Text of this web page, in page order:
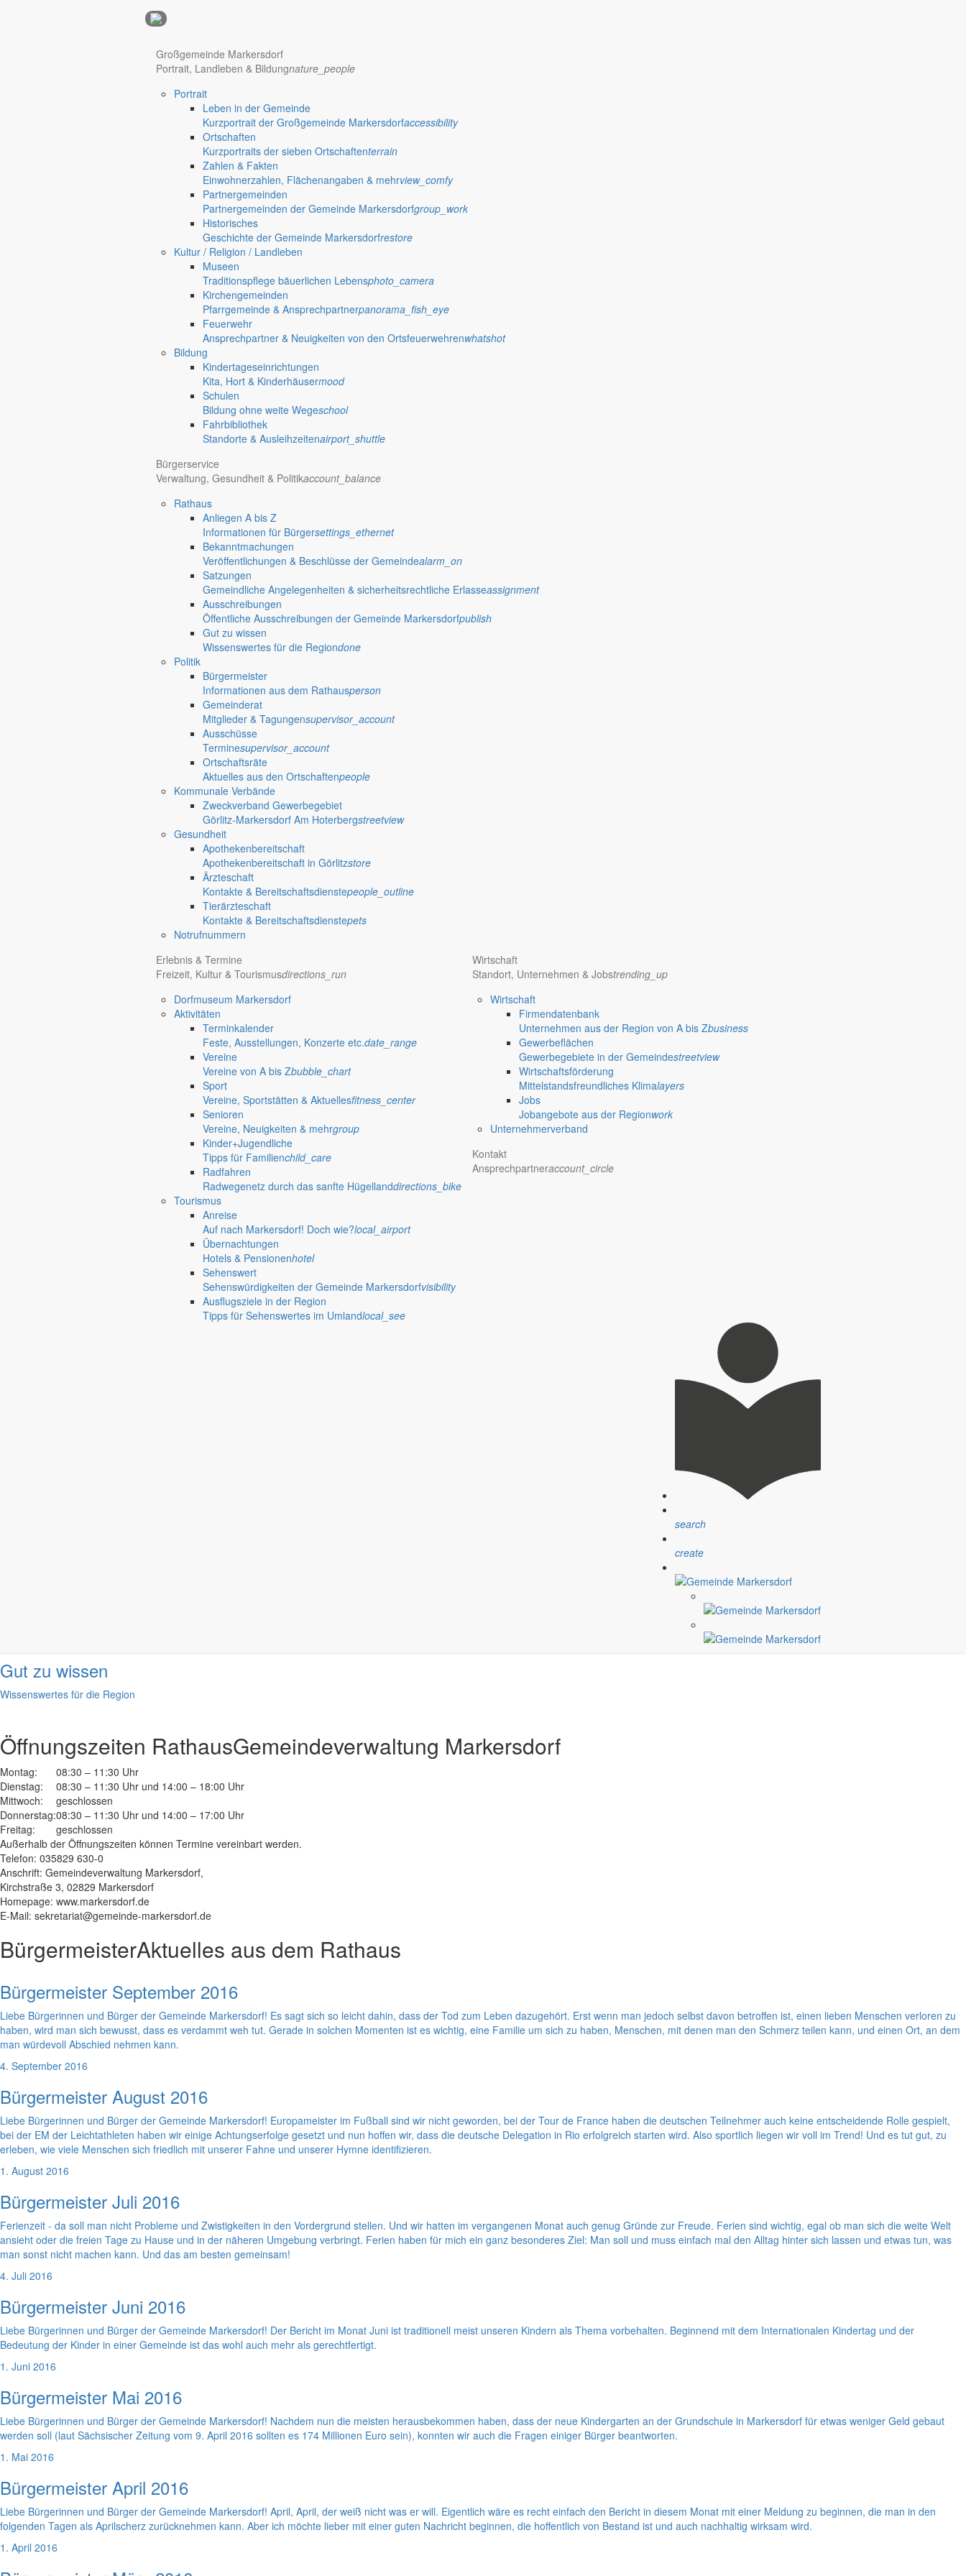
Hotel Nürnberg
Regional werben auf markersdorf.de! anzeigen@gemeinde-markersdorf.de
Großgemeinde Markersdorf
Portrait, Landleben & Bildungnature_people
Portrait
Leben in der Gemeinde
Kurzportrait der Großgemeinde Markersdorfaccessibility
Ortschaften
Kurzportraits der sieben Ortschaftenterrain
Zahlen & Fakten
Einwohnerzahlen, Flächenangaben & mehrview_comfy
Partnergemeinden
Partnergemeinden der Gemeinde Markersdorfgroup_work
Historisches
Geschichte der Gemeinde Markersdorfrestore
Kultur / Religion / Landleben
Museen
Traditionspflege bäuerlichen Lebensphoto_camera
Kirchengemeinden
Pfarrgemeinde & Ansprechpartnerpanorama_fish_eye
Feuerwehr
Ansprechpartner & Neuigkeiten von den Ortsfeuerwehrenwhatshot
Bildung
Kindertageseinrichtungen
Kita, Hort & Kinderhäusermood
Schulen
Bildung ohne weite Wegeschool
Fahrbibliothek
Standorte & Ausleihzeitenairport_shuttle
Bürgerservice
Verwaltung, Gesundheit & Politikaccount_balance
Rathaus
Anliegen A bis Z
Informationen für Bürgersettings_ethernet
Bekanntmachungen
Veröffentlichungen & Beschlüsse der Gemeindealarm_on
Satzungen
Gemeindliche Angelegenheiten & sicherheitsrechtliche Erlasseassignment
Ausschreibungen
Öffentliche Ausschreibungen der Gemeinde Markersdorfpublish
Gut zu wissen
Wissenswertes für die Regiondone
Politik
Bürgermeister
Informationen aus dem Rathausperson
Gemeinderat
Mitglieder & Tagungensupervisor_account
Ausschüsse
Terminesupervisor_account
Ortschaftsräte
Aktuelles aus den Ortschaftenpeople
Kommunale Verbände
Zweckverband Gewerbegebiet
Görlitz-Markersdorf Am Hoterbergstreetview
Gesundheit
Apothekenbereitschaft
Apothekenbereitschaft in Görlitzstore
Ärzteschaft
Kontakte & Bereitschaftsdienstepeople_outline
Tierärzteschaft
Kontakte & Bereitschaftsdienstepets
Notrufnummern
Erlebnis & Termine
Freizeit, Kultur & Tourismusdirections_run
Dorfmuseum Markersdorf
Aktivitäten
Terminkalender
Feste, Ausstellungen, Konzerte etc.date_range
Vereine
Vereine von A bis Zbubble_chart
Sport
Vereine, Sportstätten & Aktuellesfitness_center
Senioren
Vereine, Neuigkeiten & mehrgroup
Kinder+Jugendliche
Tipps für Familienchild_care
Radfahren
Radwegenetz durch das sanfte Hügellanddirections_bike
Tourismus
Anreise
Auf nach Markersdorf! Doch wie?local_airport
Übernachtungen
Hotels & Pensionenhotel
Sehenswert
Sehenswürdigkeiten der Gemeinde Markersdorfvisibility
Ausflugsziele in der Region
Tipps für Sehenswertes im Umlandlocal_see
Wirtschaft
Standort, Unternehmen & Jobstrending_up
Wirtschaft
Firmendatenbank
Unternehmen aus der Region von A bis Zbusiness
Gewerbeflächen
Gewerbegebiete in der Gemeindestreetview
Wirtschaftsförderung
Mittelstandsfreundliches Klimalayers
Jobs
Jobangebote aus der Regionwork
Unternehmerverband
Kontakt
Ansprechpartneraccount_circle
search
create
Deutsch-Paulsdorf
Früher musste man wegen jeder Angelegenheit “uff de Gemeende”, heute stellt das Rathaus Markersdorf viele Informationen online bereit. Ansprechpartner, Öffnungszeiten und Informationen zu
Satzungen
Verfahrensvorschriften und Gebühren
Gut zu wissen
Wissenswertes für die Region
Öffnungszeiten RathausGemeindeverwaltung Markersdorf
Montag:
08:30 – 11:30 Uhr
Dienstag:
08:30 – 11:30 Uhr und 14:00 – 18:00 Uhr
Mittwoch:
geschlossen
Donnerstag:08:30 – 11:30 Uhr und 14:00 – 17:00 Uhr
Freitag:
geschlossen
Außerhalb der Öffnungszeiten können Termine vereinbart werden.
Telefon: 035829 630-0
Anschrift: Gemeindeverwaltung Markersdorf,
Kirchstraße 3, 02829 Markersdorf
Homepage: www.markersdorf.de
E-Mail: sekretariat@gemeinde-markersdorf.de
BürgermeisterAktuelles aus dem Rathaus
Bürgermeister September 2016
Liebe Bürgerinnen und Bürger der Gemeinde Markersdorf! Es sagt sich so leicht dahin, dass der Tod zum Leben dazugehört. Erst wenn man jedoch selbst davon betroffen ist, einen lieben Menschen verloren zu
haben, wird man sich bewusst, dass es verdammt weh tut. Gerade in solchen Momenten ist es wichtig, eine Familie um sich zu haben, Menschen, mit denen man den Schmerz teilen kann, und einen Ort, an dem
man würdevoll Abschied nehmen kann.
4. September 2016
Bürgermeister August 2016
Liebe Bürgerinnen und Bürger der Gemeinde Markersdorf! Europameister im Fußball sind wir nicht geworden, bei der Tour de France haben die deutschen Teilnehmer auch keine entscheidende Rolle gespielt,
bei der EM der Leichtathleten haben wir einige Achtungserfolge gesetzt und nun hoffen wir, dass die deutsche Delegation in Rio erfolgreich starten wird. Also sportlich liegen wir voll im Trend! Und es tut gut, zu
erleben, wie viele Menschen sich friedlich mit unserer Fahne und unserer Hymne identifizieren.
1. August 2016
Bürgermeister Juli 2016
Ferienzeit - da soll man nicht Probleme und Zwistigkeiten in den Vordergrund stellen. Und wir hatten im vergangenen Monat auch genug Gründe zur Freude. Ferien sind wichtig, egal ob man sich die weite Welt
ansieht oder die freien Tage zu Hause und in der näheren Umgebung verbringt. Ferien haben für mich ein ganz besonderes Ziel: Man soll und muss einfach mal den Alltag hinter sich lassen und etwas tun, was
man sonst nicht machen kann. Und das am besten gemeinsam!
4. Juli 2016
Bürgermeister Juni 2016
Liebe Bürgerinnen und Bürger der Gemeinde Markersdorf! Der Bericht im Monat Juni ist traditionell meist unseren Kindern als Thema vorbehalten. Beginnend mit dem Internationalen Kindertag und der
Bedeutung der Kinder in einer Gemeinde ist das wohl auch mehr als gerechtfertigt.
1. Juni 2016
Bürgermeister Mai 2016
Liebe Bürgerinnen und Bürger der Gemeinde Markersdorf! Nachdem nun die meisten herausbekommen haben, dass der neue Kindergarten an der Grundschule in Markersdorf für etwas weniger Geld gebaut
werden soll (laut Sächsischer Zeitung vom 9. April 2016 sollten es 174 Millionen Euro sein), konnten wir auch die Fragen einiger Bürger beantworten.
1. Mai 2016
Bürgermeister April 2016
Liebe Bürgerinnen und Bürger der Gemeinde Markersdorf! April, April, der weiß nicht was er will. Eigentlich wäre es recht einfach den Bericht in diesem Monat mit einer Meldung zu beginnen, die man in den
folgenden Tagen als Aprilscherz zurücknehmen kann. Aber ich möchte lieber mit einer guten Nachricht beginnen, die hoffentlich von Bestand ist und auch nachhaltig wirksam wird.
1. April 2016